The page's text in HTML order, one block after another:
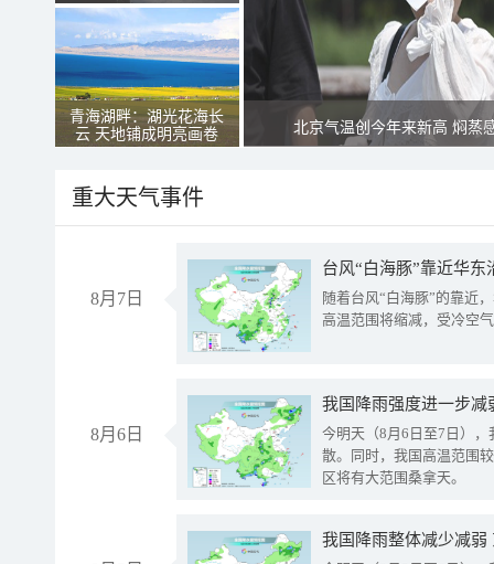
青海湖畔：湖光花海长
云 天地铺成明亮画卷
北京气温创今年来新高 焖蒸
重大天气事件
8月7日
台风“白海豚”靠近华
随着台风“白海豚”的靠近
高温范围将缩减，受冷空
8月6日
今明天（8月6日至7日）
散。同时，我国高温范围
区将有大范围桑拿天。
我国降雨整体减少减弱